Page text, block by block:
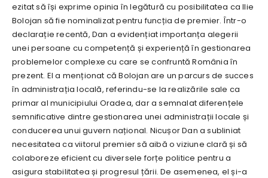
ezitat să își exprime opinia în legătură cu posibilitatea ca Ilie
Bolojan să fie nominalizat pentru funcția de premier. Într-o
declarație recentă, Dan a evidențiat importanța alegerii
unei persoane cu competență și experiență în gestionarea
problemelor complexe cu care se confruntă România în
prezent. El a menționat că Bolojan are un parcurs de succes
în administrația locală, referindu-se la realizările sale ca
primar al municipiului Oradea, dar a semnalat diferențele
semnificative dintre gestionarea unei administrații locale și
conducerea unui guvern național. Nicușor Dan a subliniat
necesitatea ca viitorul premier să aibă o viziune clară și să
colaboreze eficient cu diversele forțe politice pentru a
asigura stabilitatea și progresul țării. De asemenea, el și-a